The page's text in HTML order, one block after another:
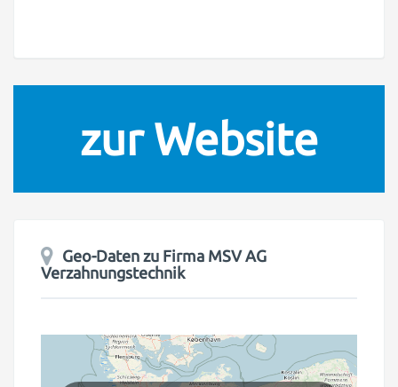
zur Website
Geo-Daten zu Firma MSV AG
Verzahnungstechnik